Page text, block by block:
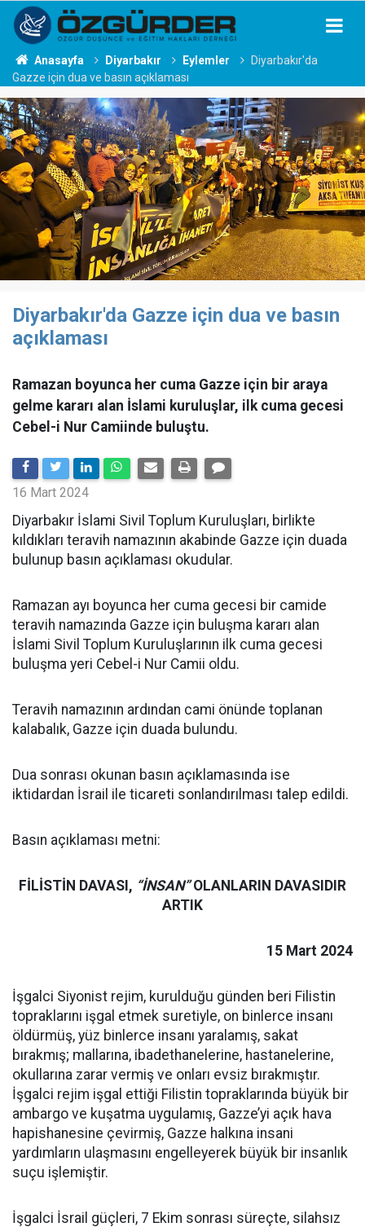
Anasayfa Diyarbakır Eylemler
Diyarbakır'da
Gazze için dua ve basın açıklaması
Diyarbakır'da Gazze için dua ve basın
açıklaması
Ramazan boyunca her cuma Gazze için bir araya
gelme kararı alan İslami kuruluşlar, ilk cuma gecesi
Cebel-i Nur Camiinde buluştu.
16 Mart 2024
Diyarbakır İslami Sivil Toplum Kuruluşları, birlikte
kıldıkları teravih namazının akabinde Gazze için duada
bulunup basın açıklaması okudular.
Ramazan ayı boyunca her cuma gecesi bir camide
teravih namazında Gazze için buluşma kararı alan
İslami Sivil Toplum Kuruluşlarının ilk cuma gecesi
buluşma yeri Cebel-i Nur Camii oldu.
Teravih namazının ardından cami önünde toplanan
kalabalık, Gazze için duada bulundu.
Dua sonrası okunan basın açıklamasında ise
iktidardan İsrail ile ticareti sonlandırılması talep edildi.
Basın açıklaması metni:
FİLİSTİN DAVASI, “İNSAN”OLANLARIN DAVASIDIR
ARTIK
15 Mart 2024
İşgalci Siyonist rejim, kurulduğu günden beri Filistin
topraklarını işgal etmek suretiyle, on binlerce insanı
öldürmüş, yüz binlerce insanı yaralamış, sakat
bırakmış; mallarına, ibadethanelerine, hastanelerine,
okullarına zarar vermiş ve onları evsiz bırakmıştır.
İşgalci rejim işgal ettiği Filistin topraklarında büyük bir
ambargo ve kuşatma uygulamış, Gazze’yi açık hava
hapishanesine çevirmiş, Gazze halkına insani
yardımların ulaşmasını engelleyerek büyük bir insanlık
suçu işlemiştir.
İşgalci İsrail güçleri, 7 Ekim sonrası süreçte, silahsız